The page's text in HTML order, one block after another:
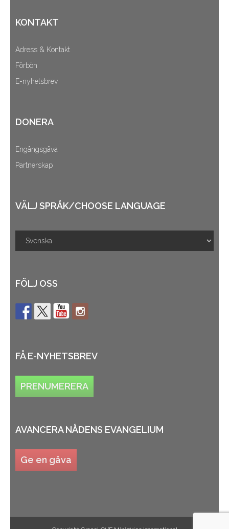
KONTAKT
Adress & Kontakt
Förbön
E-nyhetsbrev
DONERA
Engångsgåva
Partnerskap
VÄLJ SPRÅK/CHOOSE LANGUAGE
FÖLJ OSS
FÅ E-NYHETSBREV
PRENUMERERA
AVANCERA NÅDENS EVANGELIUM
Ge en gåva